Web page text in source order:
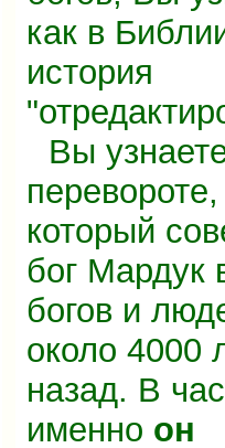
как в
история
Вы
перевороте,
который
бог Мардук
богов и
около 4000
назад. В
именно он